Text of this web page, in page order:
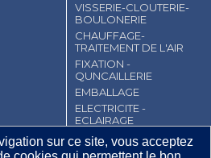
sur ce site, vous acceptez
VISSERIE-CLOUTERIE-
BOULONERIE
CHAUFFAGE-
TRAITEMENT DE L'AIR
FIXATION -
QUNCAILLERIE
EMBALLAGE
ELECTRICITE -
ECLAIRAGE
Mentions légales